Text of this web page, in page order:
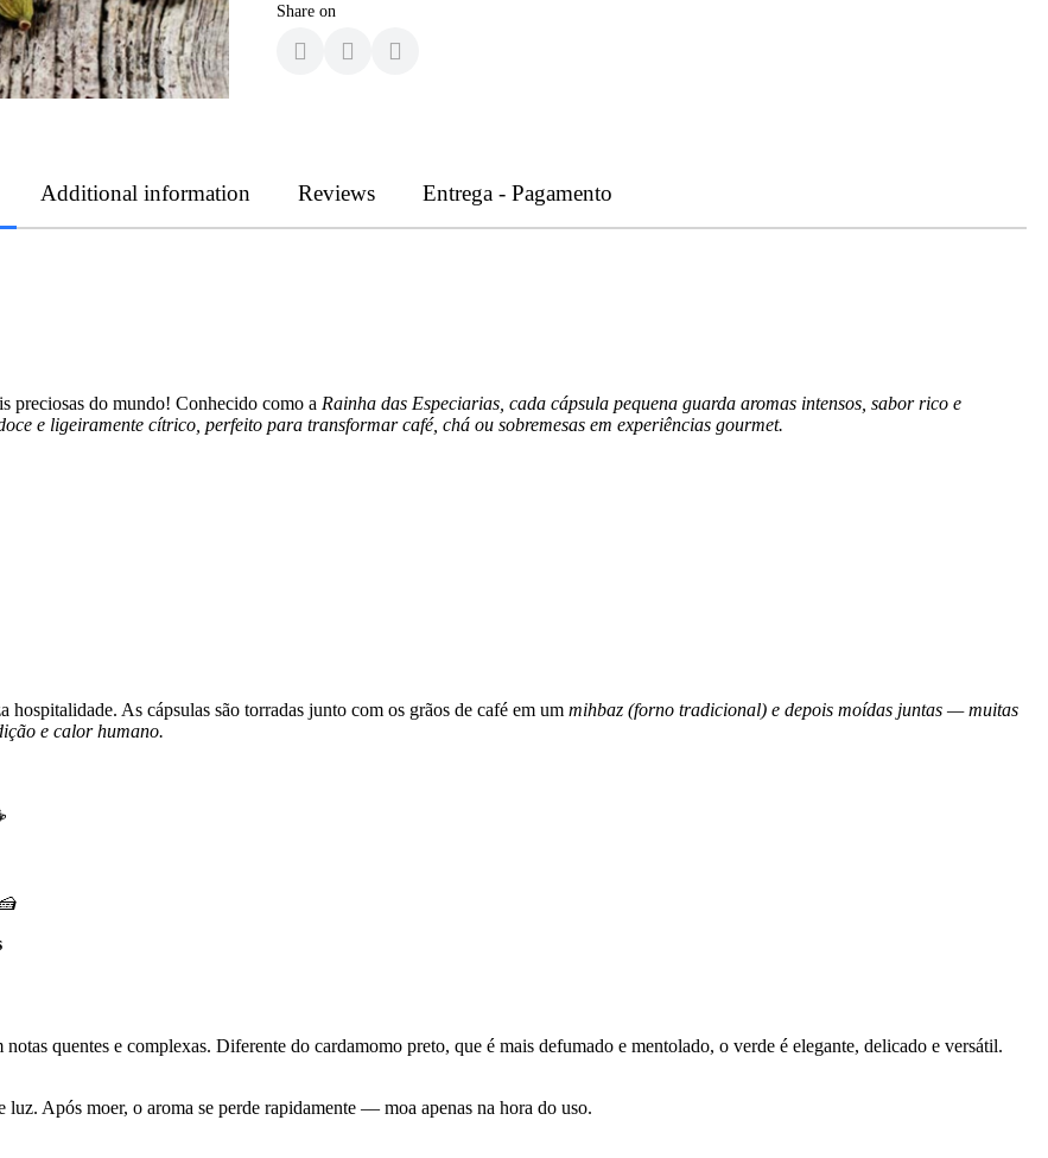
Share on
Additional information Reviews Entrega - Pagamento
preciosas do mundo! Conhecido como a Rainha das Especiarias, cada cápsula pequena guarda aromas intensos, sabor rico e
e ligeiramente cítrico, perfeito para transformar café, chá ou sobremesas em experiências gourmet.
hospitalidade. As cápsulas são torradas junto com os grãos de café em um mihbaz (forno tradicional) e depois moídas juntas — muitas
e calor humano.
notas quentes e complexas. Diferente do cardamomo preto, que é mais defumado e mentolado, o verde é elegante, delicado e versátil.
Após moer, o aroma se perde rapidamente — moa apenas na hora do uso.